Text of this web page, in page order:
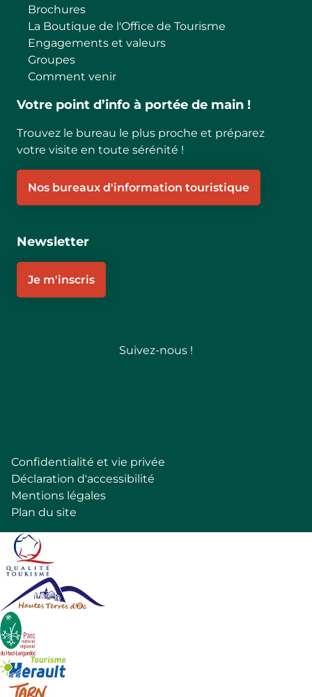
Brochures
La Boutique de l'Office de Tourisme
Engagements et valeurs
Groupes
Comment venir
Votre point d’info à portée de main !
Trouvez le bureau le plus proche et préparez
votre visite en toute sérénité !
Nos bureaux d'information touristique
Newsletter
Je m'inscris
Suivez-nous !
Pied
de
page
Confidentialité et vie privée
Déclaration d'accessibilité
Mentions légales
Plan du site